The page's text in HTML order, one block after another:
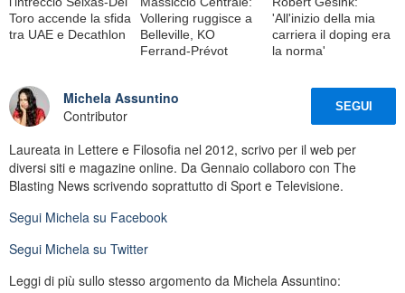
Toro accende la sfida
tra UAE e Decathlon
Vollering ruggisce a
Belleville, KO
Ferrand-Prévot
'All'inizio della mia
carriera il doping era
la norma'
Michela Assuntino
Contributor
SEGUI
Laureata in Lettere e Filosofia nel 2012, scrivo per il web per
diversi siti e magazine online. Da Gennaio collaboro con The
Blasting News scrivendo soprattutto di Sport e Televisione.
Segui Michela su Facebook
Segui Michela su Twitter
Leggi di più sullo stesso argomento da Michela Assuntino: